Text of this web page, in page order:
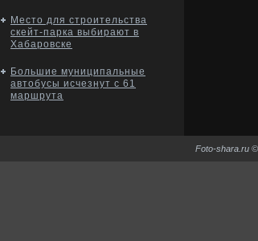
Место для строительства
скейт-парка выбирают в
Хабаровске
Большие муниципальные
автобусы исчезнут с 61
маршрута
Foto-shara.ru